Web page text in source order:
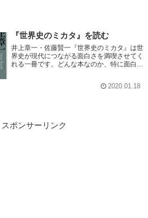
『世界史のミカタ』を読む
井上章一・佐藤賢一『世界史のミカタ』は世
界史が現代につながる面白さを満喫させてく
れる一冊です。どんな本なのか、特に面白か
2020.01.18
スポンサーリンク